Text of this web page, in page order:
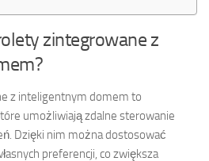
zintegrowane z
z inteligentnym domem to
umożliwiają zdalne sterowanie
Dzięki nim można dostosować
preferencji, co zwiększa